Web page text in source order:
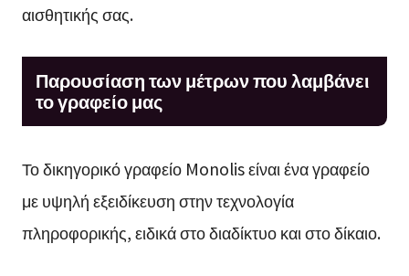
αισθητικής σας.
Παρουσίαση των μέτρων που λαμβάνει
το γραφείο μας
Το δικηγορικό γραφείο Monolis είναι ένα γραφείο
με υψηλή εξειδίκευση στην τεχνολογία
πληροφορικής, ειδικά στο διαδίκτυο και στο δίκαιο.